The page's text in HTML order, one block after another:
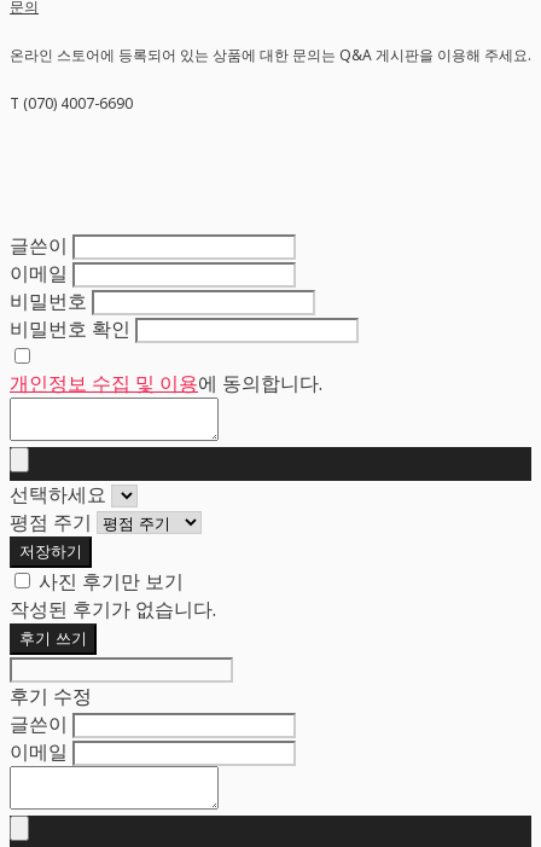
문의
온라인 스토어에 등록되어 있는 상품에 대한 문의는 Q&A 게시판을 이용해 주세요.
T (070) 4007-6690
글쓴이
이메일
비밀번호
비밀번호 확인
개인정보 수집 및 이용에 동의합니다.
선택하세요
평점 주기
저장하기
사진 후기만 보기
작성된 후기가 없습니다.
후기 쓰기
후기 수정
글쓴이
이메일